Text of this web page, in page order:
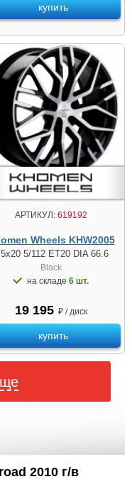
купить
АРТИКУЛ:619192
Wheels KHW2005
5/112 ET20 DIA 66.6
Black
на складе 6 шт.
19 195 ₽ / диск
купить
2010 г/в